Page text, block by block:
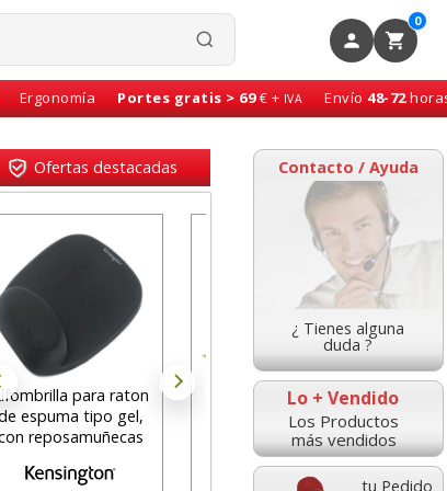
0
Ergonomía Portes gratis > 69€ + IVA Envío 48-72
Contacto / Ayuda
¿ Tienes alguna
duda ?
Lo + Vendido
Los Productos
más vendidos
tu Pedido
Ofertas destacadas
Pack 4 carpetas
Dossier con Fastener
Apli, Colores Frost
Notas adhesivas, cubo
76x76 taco de 400
hojas amarillo